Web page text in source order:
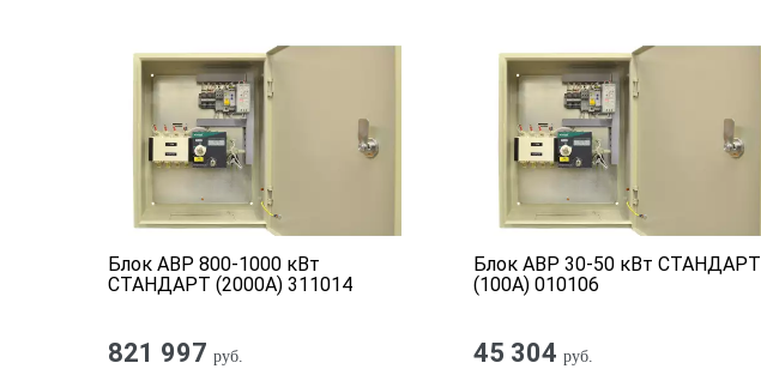
Блок АВР 800-1000 кВт
СТАНДАРТ (2000А) 311014
821 997 руб.
Блок АВР 30-50 кВт СТАНДАРТ
(100А) 010106
45 304 руб.